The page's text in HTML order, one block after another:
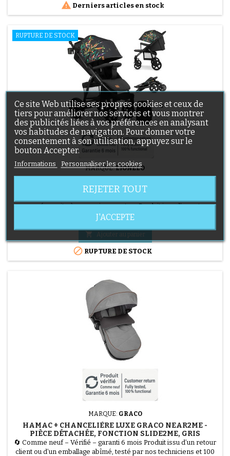
 Derniers articles en stock
RUPTURE DE STOCK
MARQUE:LIONELO
COUCHÉ - PACK ACCESSOIRES - MULTICOLORE
marquées suite à un essai sur route. » Produit issu d’un retour
client ou d’un emballage abîmé, testé par nos techniciens et 100
durer et pour offrir un maximum de confort. Elle supporte un
poids allant jusqu'à 22 kg et son dossier...
Prix
99,90 €
 Ajouter au panier
 RUPTURE DE STOCK
MARQUE: GRACO
HAMAC + CHANCELIÈRE LUXE GRACO NEAR2ME -
PIÈCE DÉTACHÉE, FONCTION SLIDE2ME, GRIS
🔄 Comme neuf – Vérifié – garanti 6 mois Produit issu d’un retour
client ou d’un emballage abîmé, testé par nos techniciens et 100
Ce site Web utilise ses propres cookies et ceux de
tiers pour améliorer nos services et vous montrer
des publicités liées à vos préférences en analysant
vos habitudes de navigation. Pour donner votre
consentement à son utilisation, appuyez sur le
bouton Accepter.
Informations Personnaliser les cookies
REJETER TOUT
J'ACCEPTE